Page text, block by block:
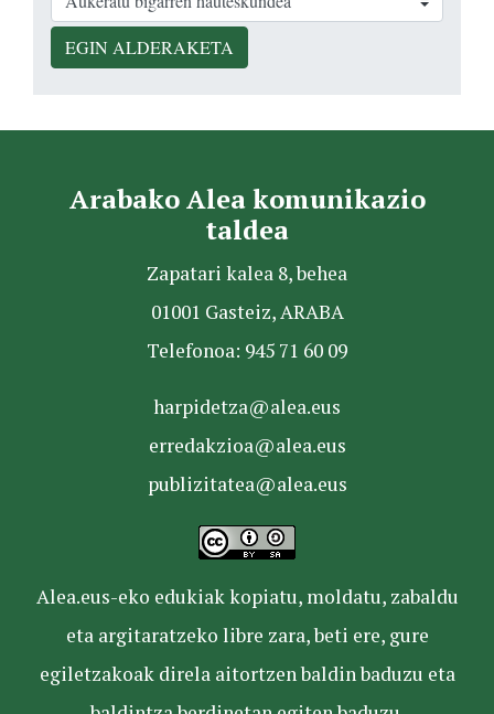
EGIN ALDERAKETA
Arabako Alea komunikazio
taldea
Zapatari kalea 8, behea
01001 Gasteiz, ARABA
Telefonoa: 945 71 60 09
harpidetza@alea.eus
erredakzioa@alea.eus
publizitatea@alea.eus
Alea.eus-eko edukiak kopiatu, moldatu, zabaldu
eta argitaratzeko libre zara, beti ere, gure
egiletzakoak direla aitortzen baldin baduzu eta